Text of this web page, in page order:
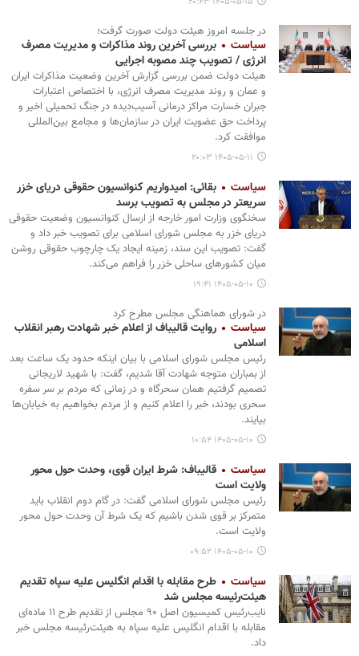
در جلسه امروز هیئت دولت صورت گرفت؛
سیاست
بررسی آخرین روند مذاکرات و مدیریت مصرف
انرژی / تصویب چند مصوبه اجرایی
هیئت دولت ضمن بررسی گزارش آخرین وضعیت مذاکرات ایران
و عمان و روند مدیریت مصرف انرژی، با اختصاص اعتبارات
جبران خسارت مراکز درمانی آسیب‌دیده در جنگ تحمیلی اخیر و
پرداخت حق عضویت ایران در سازمان‌ها و مجامع بین‌المللی
موافقت کرد.
۱۴۰۵-۰۵-۱۱ ۲۰:۰۳
سیاست
بقائی: امیدواریم کنوانسیون حقوقی دریای خزر
سریعتر در مجلس به تصویب برسد
سخنگوی وزارت امور خارجه از ارسال کنوانسیون وضعیت حقوقی
دریای خزر به مجلس شورای اسلامی برای تصویب خبر داد و
گفت: تصویب این سند، زمینه ایجاد یک چارچوب حقوقی روشن
میان کشورهای ساحلی خزر را فراهم می‌کند.
۱۴۰۵-۰۵-۱۰ ۱۹:۴۱
در شورای هماهنگی مجلس مطرح کرد
سیاست
روایت قالیباف از اعلام خبر شهادت رهبر انقلاب
اسلامی
رئیس مجلس شورای اسلامی با بیان اینکه حدود یک ساعت بعد
از بمباران متوجه شهادت آقا شدیم، گفت: با شهید لاریجانی
تصمیم گرفتیم همان سحرگاه و در زمانی که مردم بر سر سفره
سحری بودند، خبر را اعلام کنیم و از مردم بخواهیم به خیابان‌ها
بیایند.
۱۴۰۵-۰۵-۱۰ ۱۰:۵۴
سیاست
قالیباف: شرط ایران قوی، وحدت حول محور
ولایت است
رئیس مجلس شورای اسلامی گفت: در گام دوم انقلاب باید
متمرکز بر قوی شدن باشیم که یک شرط آن وحدت حول محور
ولایت است.
۱۴۰۵-۰۵-۱۰ ۰۹:۵۲
سیاست
طرح مقابله با اقدام انگلیس علیه سپاه تقدیم
هیئت‌رئیسه مجلس شد
نایب‌رئیس کمیسیون اصل ۹۰ مجلس از تقدیم طرح ۱۱ ماده‌ای
مقابله با اقدام انگلیس علیه سپاه به هیئت‌رئیسه مجلس خبر
داد.